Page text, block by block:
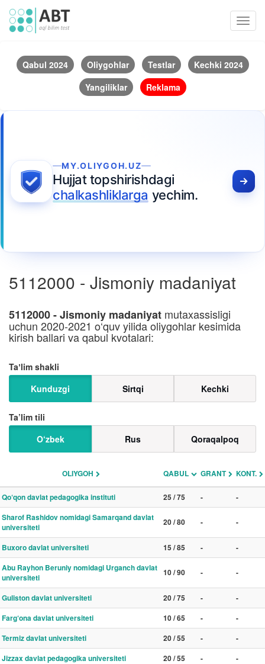
Qabul 2024 Oliygohlar Testlar
Kechki 2024
Yangiliklar
Reklama
MY.OLIYGOH.UZ
Hujjat topshirishdagi
chalkashliklarga yechim.
5112000 - Jismoniy madaniyat
5112000 - Jismoniy madaniyat mutaxassisligi
uchun 2020-2021 o‘quv yilida oliygohlar kesimida
kirish ballari va qabul kvotalari:
Taʼlim shakli
Kunduzgi
Sirtqi Kechki
Ta’lim tili
O‘zbek
Rus Qoraqalpoq
OLIYGOH QABUL GRANT KONT.
Qo‘qon davlat pedagogika instituti 25 / 75 -
-
Sharof Rashidov nomidagi Samarqand davlat
universiteti
20 / 80 - -
Buxoro davlat universiteti 15 / 85 -
-
Abu Rayhon Beruniy nomidagi Urganch davlat
universiteti
10 / 90 - -
Guliston davlat universiteti 20 / 75 -
-
Farg‘ona davlat universiteti
10 / 65 -
-
Termiz davlat universiteti
20 / 55 -
-
Jizzax davlat pedagogika universiteti
20 / 55 -
-